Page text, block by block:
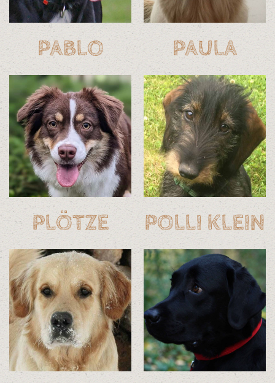
PABLO PAULA
PLÖTZE POLLI KLEIN